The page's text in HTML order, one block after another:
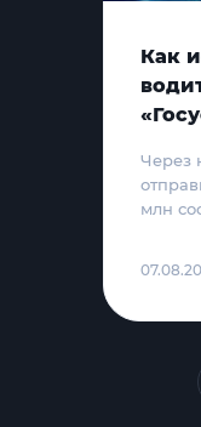
Как
Через
млн